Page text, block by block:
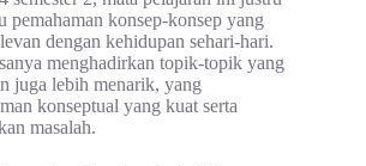
pemahaman konsep-konsep yang
dengan kehidupan sehari-hari.
menghadirkan topik-topik yang
juga lebih menarik, yang
konseptual yang kuat serta
masalah.